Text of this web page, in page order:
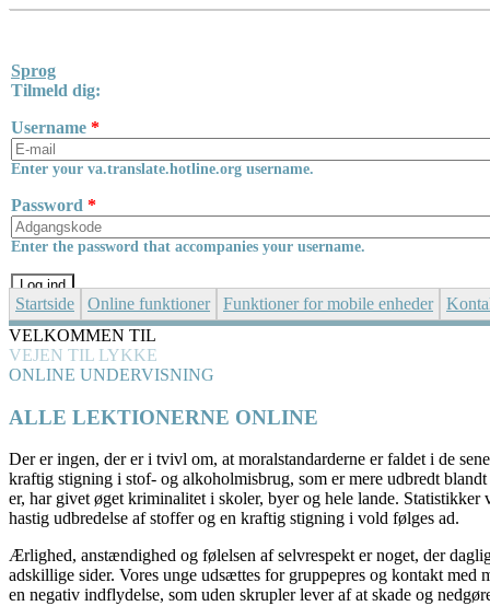
Sprog
Tilmeld dig:
Username *
Enter your va.translate.hotline.org username.
Password *
Enter the password that accompanies your username.
Startside Online funktioner Funktioner for mobile enheder
VELKOMMEN TIL
VEJEN TIL LYKKE
ONLINE UNDERVISNING
ALLE LEKTIONERNE ONLINE
Der er ingen, der er i tvivl om, at moralstandarderne er faldet i de
kraftig stigning i stof- og alkoholmisbrug, som er mere udbredt
er, har givet øget kriminalitet i skoler, byer og hele lande. Statistikker
hastig udbredelse af stoffer og en kraftig stigning i vold følges ad.
Ærlighed, anstændighed og følelsen af selvrespekt er noget, der
adskillige sider. Vores unge udsættes for gruppepres og kontakt med
en negativ indflydelse, som uden skrupler lever af at skade og